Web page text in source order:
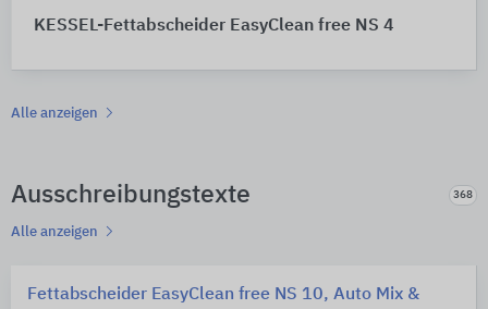
KESSEL-Fettabscheider EasyClean free NS 4
Alle anzeigen
Ausschreibungstexte 368
Alle anzeigen
Fettabscheider EasyClean free NS 10, Auto Mix &